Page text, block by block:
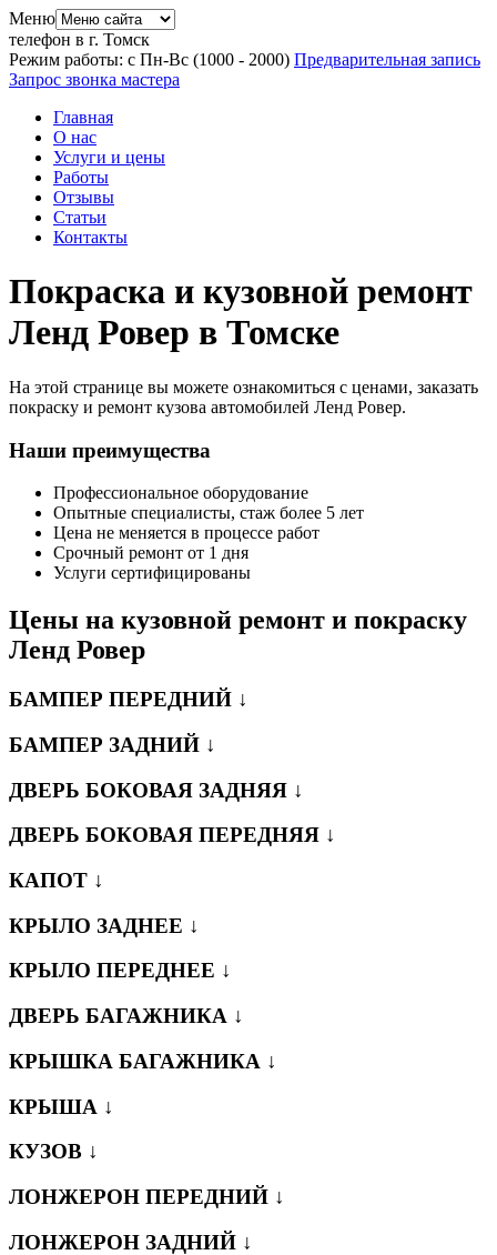
Меню
телефон в г. Томск
Режим работы: с Пн-Вс (1000 - 2000) Предварительная запись
Запрос звонка мастера
Главная
О нас
Услуги и цены
Работы
Отзывы
Статьи
Контакты
Покраска и кузовной ремонт
Ленд Ровер в Томске
На этой странице вы можете ознакомиться с ценами, заказать
покраску и ремонт кузова автомобилей Ленд Ровер.
Наши преимущества
Профессиональное оборудование
Опытные специалисты, стаж более 5 лет
Цена не меняется в процессе работ
Срочный ремонт от 1 дня
Услуги сертифицированы
Цены на кузовной ремонт и покраску
Ленд Ровер
БАМПЕР ПЕРЕДНИЙ ↓
БАМПЕР ЗАДНИЙ ↓
ДВЕРЬ БОКОВАЯ ЗАДНЯЯ ↓
ДВЕРЬ БОКОВАЯ ПЕРЕДНЯЯ ↓
КАПОТ ↓
КРЫЛО ЗАДНЕЕ ↓
КРЫЛО ПЕРЕДНЕЕ ↓
ДВЕРЬ БАГАЖНИКА ↓
КРЫШКА БАГАЖНИКА ↓
КРЫША ↓
КУЗОВ ↓
ЛОНЖЕРОН ПЕРЕДНИЙ ↓
ЛОНЖЕРОН ЗАДНИЙ ↓